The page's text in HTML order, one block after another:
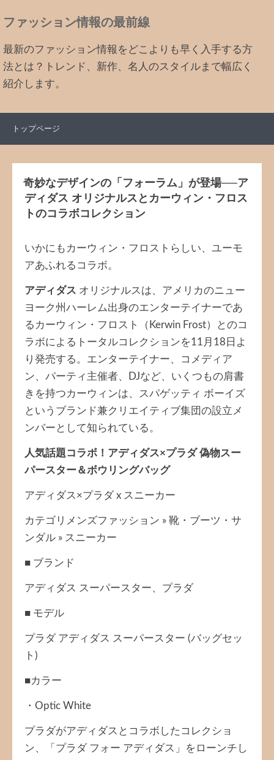
ファッション情報の最前線
最新のファッション情報をどこよりも早く入手する方
法とは？トレンド、新作、名人のスタイルまで幅広く
紹介します。
トップページ
奇妙なデザインの「フォーラム」が登場──ア
ディダス オリジナルスとカーウィン・フロス
トのコラボコレクション
いかにもカーウィン・フロストらしい、ユーモ
アあふれるコラボ。
アディダス オリジナルスは、アメリカのニュー
ヨーク州ハーレム出身のエンターテイナーであ
るカーウィン・フロスト（Kerwin Frost）とのコ
ラボによるトータルコレクションを11月18日よ
り発売する。エンターテイナー、コメディア
ン、パーティ主催者、DJなど、いくつもの肩書
きを持つカーウィンは、スパゲッティ ボーイズ
というブランド兼クリエイティブ集団の設立メ
ンバーとして知られている。
人気話題コラボ！アディダス×プラダ 偽物スー
パースター＆ボウリングバッグ
アディダス×プラダ x スニーカー
カテゴリメンズファッション » 靴・ブーツ・サ
ンダル » スニーカー
■ ブランド
アディダス スーパースター、プラダ
■ モデル
プラダ アディダス スーパースター (バッグセッ
ト)
■カラー
・Optic White
プラダがアディダスとコラボしたコレクショ
ン、「プラダ フォー アディダス」をローンチし